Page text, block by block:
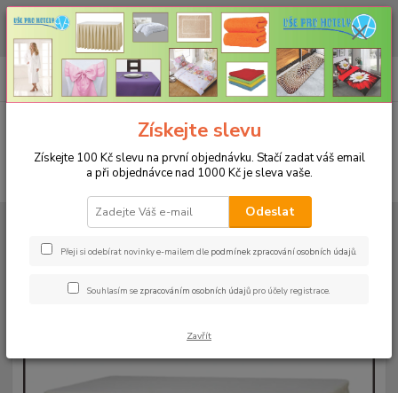
CHCETE NAKOUPIT VĚTŠÍ MNOŽSTVÍ NAŠICH PRODUKTŮ ZA LEPŠÍ
CENU? Klikněte ZDE
CZK
+420 773 794 023
Pondělí-pátek 9-16 hodin
0ks
za0 Kč
RAUTOVÉ SUKNĚ RODOS
Rautová sukně Rodos 73x250cm
Rautová sukně Rodos-výška
73cm, délka 250cm - ekr
Získejte slevu
Získejte 100 Kč slevu na první objednávku. Stačí zadat váš email
a při objednávce nad 1000 Kč je sleva vaše.
Odeslat
Přeji si odebírat novinky e-mailem dle podmínek zpracování osobních údajů.
Souhlasím se zpracováním osobních údajů pro účely registrace.
Zavřít